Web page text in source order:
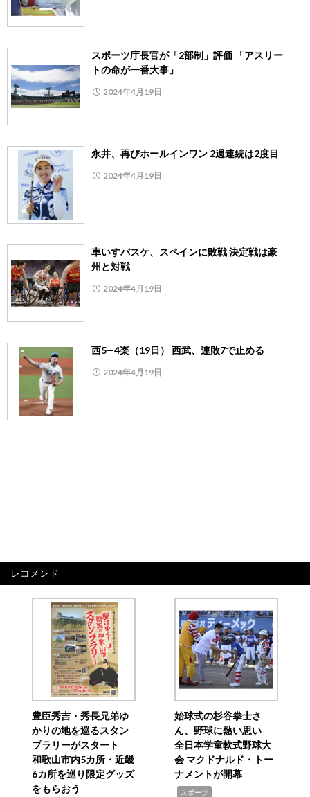
スポーツ庁長官が「2部制」評価 「アスリー
トの命が一番大事」
2024年4月19日
永井、再びホールインワン 2週連続は2度目
2024年4月19日
車いすバスケ、スペインに敗戦 決定戦は豪
州と対戦
2024年4月19日
西5―4楽（19日） 西武、連敗7で止める
2024年4月19日
レコメンド
豊臣秀吉・秀長兄弟ゆ
かりの地を巡るスタン
プラリーがスタート
和歌山市内5カ所・近畿
6カ所を巡り限定グッズ
をもらおう
始球式の杉谷拳士さ
ん、野球に熱い思い
全日本学童軟式野球大
会 マクドナルド・トー
ナメントが開幕
スポーツ